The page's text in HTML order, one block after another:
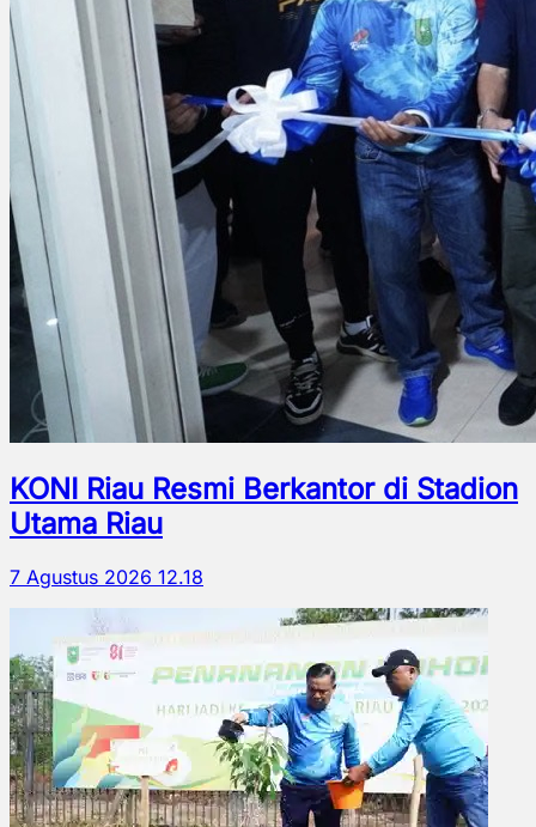
KONI Riau Resmi Berkantor di Stadion
Utama Riau
7 Agustus 2026 12.18